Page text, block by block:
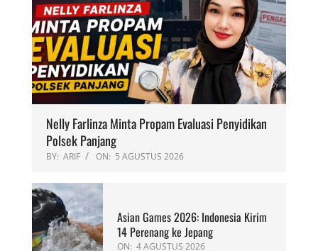
Nelly Farlinza Minta Propam Evaluasi Penyidikan
Polsek Panjang
BY: ARIF ON: 5 AGUSTUS 2026
Asian Games 2026: Indonesia Kirim
14 Perenang ke Jepang
ON: 4 AGUSTUS 2026